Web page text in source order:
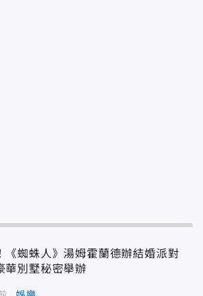
《蜘蛛人》湯姆霍蘭德辦結婚派對
華別墅秘密舉辦